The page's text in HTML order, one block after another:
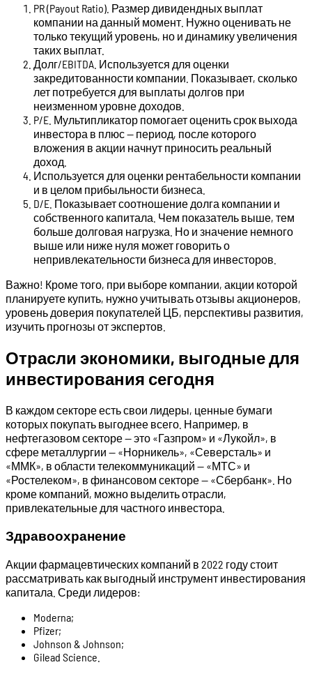
PR (Payout Ratio). Размер дивидендных выплат
компании на данный момент. Нужно оценивать не
только текущий уровень, но и динамику увеличения
таких выплат.
Долг/EBITDA. Используется для оценки
закредитованности компании. Показывает, сколько
лет потребуется для выплаты долгов при
неизменном уровне доходов.
P/E. Мультипликатор помогает оценить срок выхода
инвестора в плюс — период, после которого
вложения в акции начнут приносить реальный
доход.
Используется для оценки рентабельности компании
и в целом прибыльности бизнеса.
D/E. Показывает соотношение долга компании и
собственного капитала. Чем показатель выше, тем
больше долговая нагрузка. Но и значение немного
выше или ниже нуля может говорить о
непривлекательности бизнеса для инвесторов.
Важно! Кроме того, при выборе компании, акции которой
планируете купить, нужно учитывать отзывы акционеров,
уровень доверия покупателей ЦБ, перспективы развития,
изучить прогнозы от экспертов.
Отрасли экономики, выгодные для
инвестирования сегодня
В каждом секторе есть свои лидеры, ценные бумаги
которых покупать выгоднее всего. Например, в
нефтегазовом секторе — это «Газпром» и «Лукойл», в
сфере металлургии — «Норникель», «Северсталь» и
«ММК», в области телекоммуникаций — «МТС» и
«Ростелеком», в финансовом секторе — «Сбербанк». Но
кроме компаний, можно выделить отрасли,
привлекательные для частного инвестора.
Здравоохранение
Акции фармацевтических компаний в 2022 году стоит
рассматривать как выгодный инструмент инвестирования
капитала. Среди лидеров:
Moderna;
Pfizer;
Johnson & Johnson;
Gilead Science.